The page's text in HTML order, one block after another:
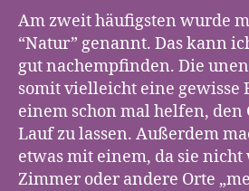
Am zweit häufigsten wurde
“Natur” genannt. Das kann
gut nachempfinden. Die
somit vielleicht eine gewisse
einem schon mal helfen,
Lauf zu lassen. Außerdem
etwas mit einem, da sie nicht
Zimmer oder andere Orte